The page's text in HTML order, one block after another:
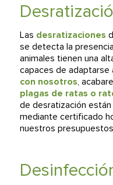
Las desratizaciones
se detecta la
animales tienen una
capaces de adaptarse
con nosotros,
plagas de ratas o
de desratización
mediante certificado
nuestros